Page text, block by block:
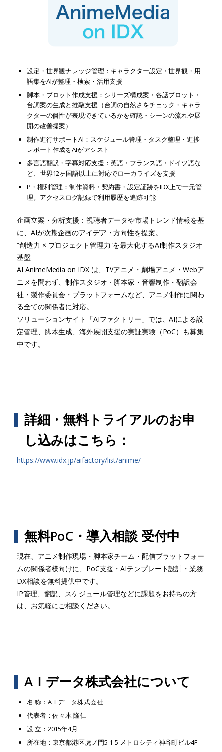
設定・世界観ナレッジ管理：キャラクター設定・世界観・用
語集をAIが整理・検索・活用支援
脚本・プロット作成支援：シリーズ構成案・各話プロット・
台詞案の生成と推敲支援（台詞の自然さをチェック・キャラ
クターの個性が表現できているかを確認・シーンの流れや展
開の改善提案）
制作進行サポートAI：スケジュール管理・タスク整理・進捗
レポート作成をAIがアシスト
多言語翻訳・字幕対応支援：英語・フランス語・ドイツ語な
ど、世界12ヶ国語以上に対応でローカライズを支援
P・権利管理：制作資料・契約書・設定証跡をIDX上で一元管
理。アクセスログ記録で利用履歴を追跡可能
企画立案・分析支援：視聴者データや市場トレンド情報を基
に、AIが次期企画のアイデア・方向性を提案。
“創造力 × プロジェクト管理力”を最大化するAI制作スタジオ
基盤
AI AnimeMedia on IDX は、TVアニメ・劇場アニメ・Webア
ニメを問わず、制作スタジオ・脚本家・音響制作・翻訳会
社・製作委員会・プラットフォームなど、アニメ制作に関わ
る全ての関係者に対応。
ソリューションサイト「AIファクトリー」では、AIによる設
定管理、脚本生成、海外展開支援の実証実験（PoC）も募集
中です。
詳細・無料トライアルのお申
し込みはこちら：
https://www.idx.jp/aifactory/list/anime/
無料PoC・導入相談 受付中
現在、アニメ制作現場・脚本家チーム・配信プラットフォー
ムの関係者様向けに、PoC支援・AIテンプレート設計・業務
DX相談を無料提供中です。
IP管理、翻訳、スケジュール管理などに課題をお持ちの方
は、お気軽にご相談ください。
AＩデータ株式会社について
名 称：AＩデータ株式会社
代表者：佐々木 隆仁
設 立：2015年4月
所在地：東京都港区虎ノ門5-1-5 メトロシティ神谷町ビル4F